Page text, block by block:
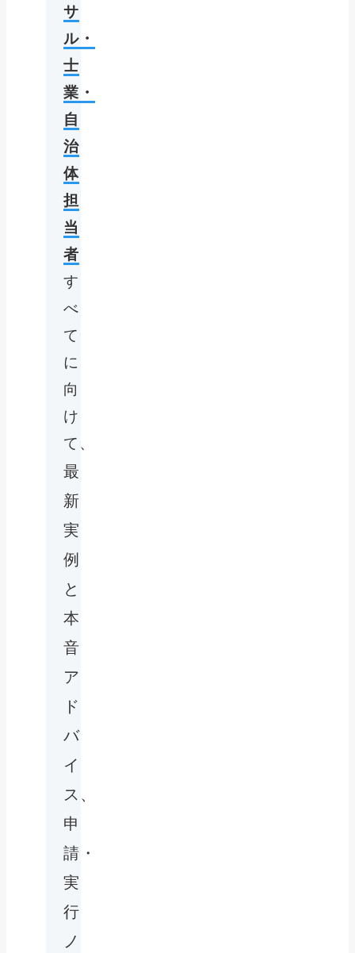
サ
ル・
士
業・
自
治
体
担
当
者
す
べ
て
に
向
け
て、
最
新
実
例
と
本
音
ア
ド
バ
イ
ス、
申
請・
実
行
ノ